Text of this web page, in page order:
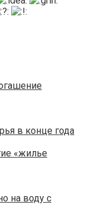
в конце года
«жилье
на воду с